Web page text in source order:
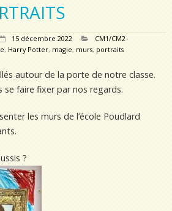
15 décembre 2022
CM1/CM2
, Harry Potter, magie, murs, portraits
autour de la porte de notre classe.
se faire fixer par nos regards.
les murs de l’école Poudlard
?